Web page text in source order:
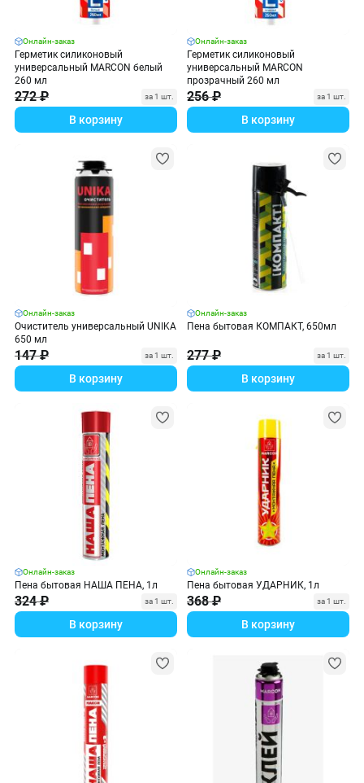
Онлайн-заказ
Герметик силиконовый
универсальный MARCON белый
260 мл
272 ₽ за 1 шт.
В корзину
Онлайн-заказ
Герметик силиконовый
универсальный MARCON
прозрачный 260 мл
256 ₽ за 1 шт.
В корзину
Онлайн-заказ
Очиститель универсальный UNIKA
650 мл
147 ₽ за 1 шт.
В корзину
Онлайн-заказ
Пена бытовая КОМПАКТ, 650мл
277 ₽ за 1 шт.
В корзину
Онлайн-заказ
Пена бытовая НАША ПЕНА, 1л
324 ₽ за 1 шт.
В корзину
Онлайн-заказ
Пена бытовая УДАРНИК, 1л
368 ₽ за 1 шт.
В корзину